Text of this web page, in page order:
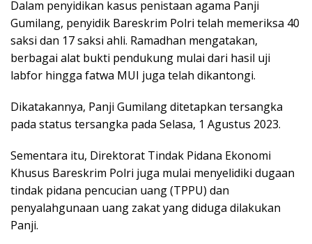
Dalam penyidikan kasus penistaan agama Panji
Gumilang, penyidik Bareskrim Polri telah memeriksa 40
saksi dan 17 saksi ahli. Ramadhan mengatakan,
berbagai alat bukti pendukung mulai dari hasil uji
labfor hingga fatwa MUI juga telah dikantongi.
Dikatakannya, Panji Gumilang ditetapkan tersangka
pada status tersangka pada Selasa, 1 Agustus 2023.
Sementara itu, Direktorat Tindak Pidana Ekonomi
Khusus Bareskrim Polri juga mulai menyelidiki dugaan
tindak pidana pencucian uang (TPPU) dan
penyalahgunaan uang zakat yang diduga dilakukan
Panji.